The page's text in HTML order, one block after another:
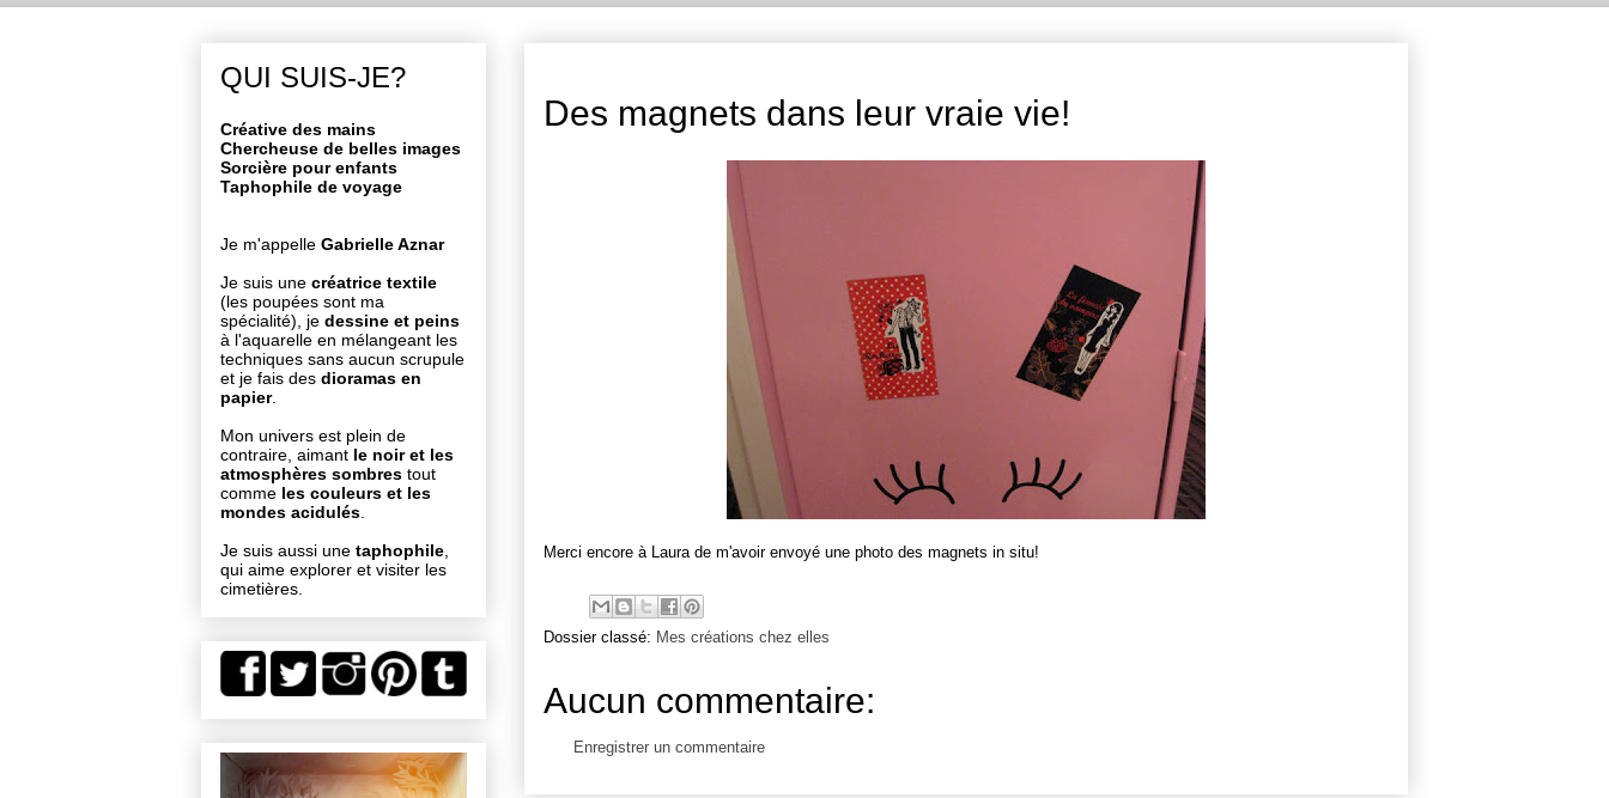
Des magnets dans leur vraie vie!
Merci encore à Laura de m'avoir envoyé une photo des magnets in situ!
Dossier classé: Mes créations chez elles
Aucun commentaire:
Enregistrer un commentaire
QUI SUIS-JE?
Créative des mains
Chercheuse de belles images
Sorcière pour enfants
Taphophile de voyage
Je m'appelle Gabrielle Aznar
Je suis une créatrice textile
(les poupées sont ma
spécialité), je dessine et peins
à l'aquarelle en mélangeant les
techniques sans aucun scrupule
et je fais des dioramas en
papier.
Mon univers est plein de
contraire, aimant le noir et les
atmosphères sombres tout
comme les couleurs et les
mondes acidulés
Je suis aussi une taphophile
qui aime explorer et visiter les
cimetières.